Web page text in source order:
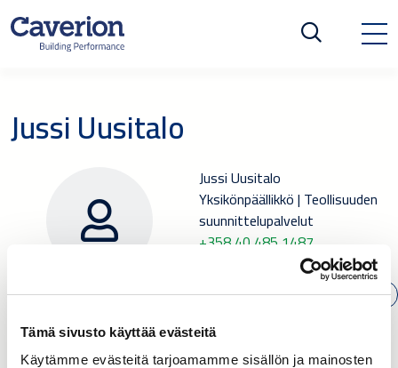
Tämä sivusto käyttää evästeitä
Käytämme evästeitä tarjoamamme sisällön ja mainosten
Jussi Uusitalo
Jussi Uusitalo
Yksikönpäällikkö | Teollisuuden
suunnittelupalvelut
+358 40 485 1487
SÄHKÖPOSTI